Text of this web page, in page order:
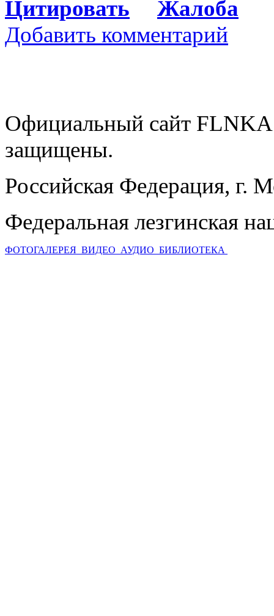
Цитировать
Жалоба
Добавить комментарий
Официальный сайт
защищены.
Российская Федерация, г.
Федеральная лезгинская
ФОТОГАЛЕРЕЯ ВИДЕО АУДИО БИБЛИОТЕКА